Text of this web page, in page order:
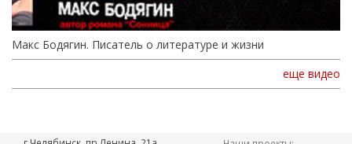
Макс Бодягин. Писатель о литературе и жизни
еще видео